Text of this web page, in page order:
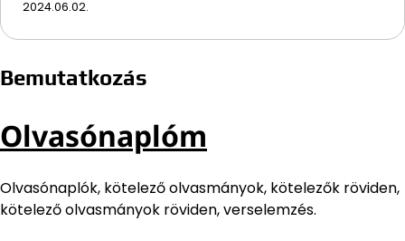
2024.06.02.
Bemutatkozás
Olvasónaplóm
Olvasónaplók, kötelező olvasmányok, kötelezők röviden,
kötelező olvasmányok röviden, verselemzés.